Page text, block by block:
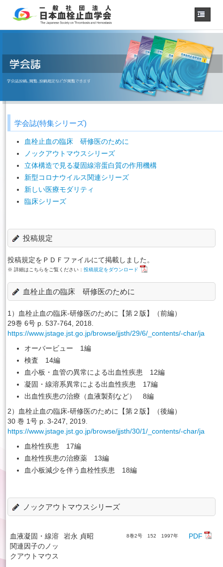
学会概要・理事長挨拶
各種委員会
用語集
認定医制度
認定技師制度
学術集会
会員専用
事務手続き
English
学会誌(特集シリーズ)
血栓止血の臨床 研修医のために
ノックアウトマウスシリーズ
立体構造で見る凝固線溶蛋白質の作用機構
新型コロナウイルス関連シリーズ
新しい医療モダリティ
臨床シリーズ
投稿規定
投稿規定をＰＤＦファイルにて掲載しました。
※ 詳細はこちらをご覧ください： 投稿規定をダウンロード
血栓止血の臨床 研修医のために
1）血栓止血の臨床-研修医のために【第２版】（前編）
29巻 6号 p. 537-764, 2018.
https://www.jstage.jst.go.jp/browse/jjsth/29/6/_contents/-char/ja
オーバービュー 1編
検査 14編
血小板・血管の異常による出血性疾患 12編
凝固・線溶系異常による出血性疾患 17編
出血性疾患の治療（血液製剤など） 8編
2）血栓止血の臨床-研修医のために【第２版】（後編）
30 巻 1号 p. 3-247, 2019.
https://www.jstage.jst.go.jp/browse/jjsth/30/1/_contents/-char/ja
血栓性疾患 17編
血栓性疾患の治療薬 13編
血小板減少を伴う血栓性疾患 18編
ノックアウトマウスシリーズ
血液凝固・線溶
関連因子のノッ
クアウトマウス
岩永 貞昭 8巻2号 152 1997年 PDF